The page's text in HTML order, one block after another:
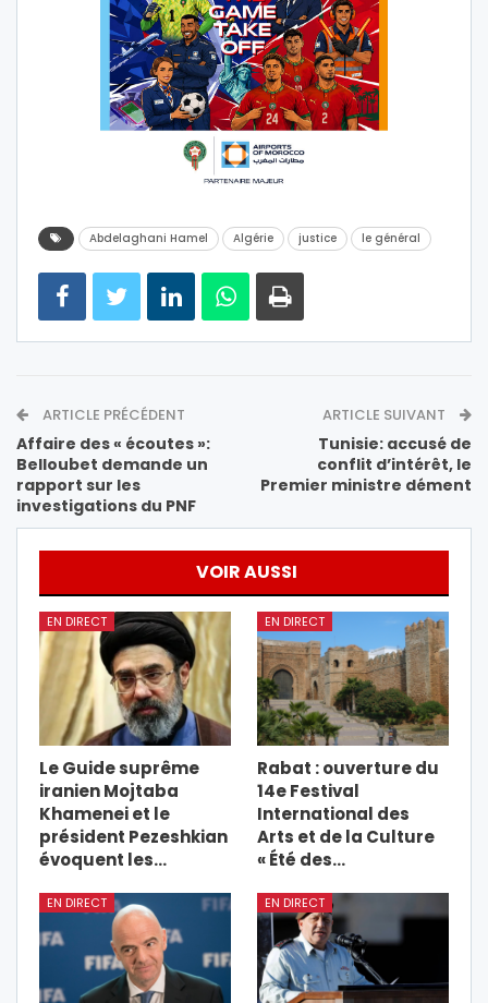
Abdelaghani Hamel Algérie justice le général
ARTICLE PRÉCÉDENT
Affaire des « écoutes »:
Belloubet demande un
rapport sur les
investigations du PNF
ARTICLE SUIVANT
Tunisie: accusé de
conflit d’intérêt, le
Premier ministre dément
VOIR AUSSI
EN DIRECT
Le Guide suprême
iranien Mojtaba
Khamenei et le
président Pezeshkian
évoquent les…
EN DIRECT
Rabat : ouverture du
14e Festival
International des
Arts et de la Culture
« Été des…
EN DIRECT EN DIRECT